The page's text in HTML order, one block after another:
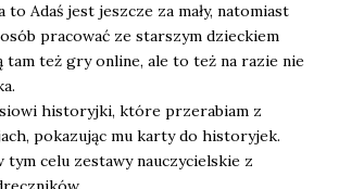
to Adaś jest jeszcze za mały, natomiast
pracować ze starszym dzieckiem
tam też gry online, ale to też na razie nie
historyjki, które przerabiam z
pokazując mu karty do historyjek.
celu zestawy nauczycielskie z